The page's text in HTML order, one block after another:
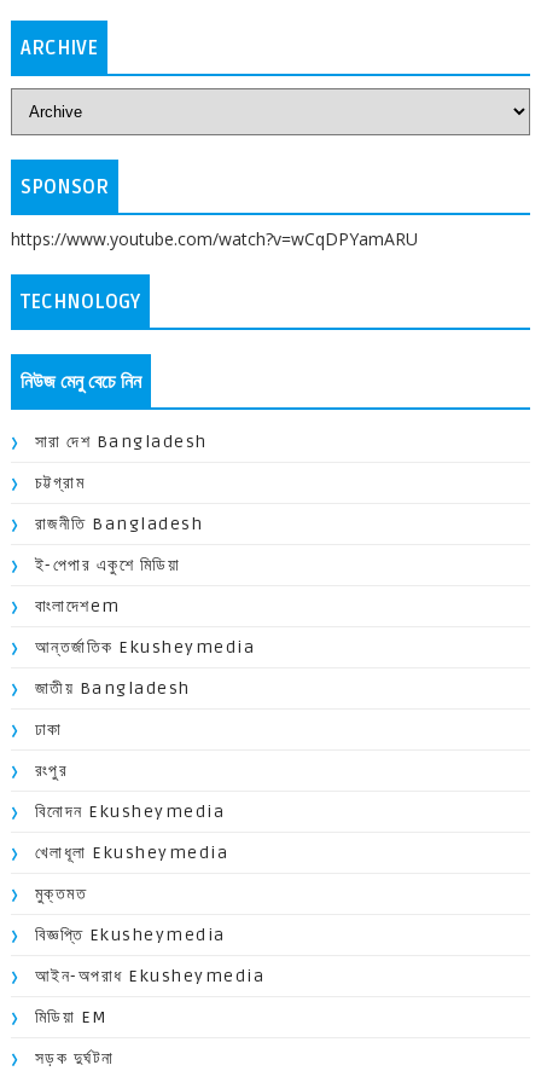
ARCHIVE
SPONSOR
https://www.youtube.com/watch?v=wCqDPYamARU
TECHNOLOGY
নিউজ মেনু বেচে নিন
সারা দেশ Bangladesh
চট্টগ্রাম
রাজনীতি Bangladesh
ই-পেপার একুশে মিডিয়া
বাংলাদেশem
আন্তর্জাতিক Ekusheymedia
জাতীয় Bangladesh
ঢাকা
রংপুর
বিনোদন Ekusheymedia
খেলাধূলা Ekusheymedia
মুক্তমত
বিজ্ঞপ্তি Ekusheymedia
আইন-অপরাধ Ekusheymedia
মিডিয়া EM
সড়ক দুর্ঘটনা